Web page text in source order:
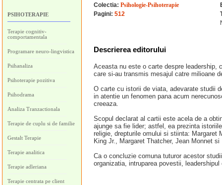
PSIHOTERAPIE
Terapie cognitiv-
comportamentala
Programare neuro-lingvistica
Psihanaliza
Psihoterapie pozitiva
Psihodrama
Analiza Tranzactionala
Terapie de cuplu si de familie
Gestalt Terapie
Terapie analitica
Terapie adleriana
Terapie centrata pe client
Colectia: Psihologie-Psihoterapie
Pagini: 512
Descrierea editorului
Aceasta nu este o carte despre leadership,
care si-au transmis mesajul catre milioane
O carte cu istorii de viata, adevarate studii
in atentie un fenomen pana acum
creeaza.
Scopul declarat al cartii este acela de a
ajunge sa fie lider; astfel, ea prezinta
religie, drepturile omului si stiinta: Margaret
King Jr., Margaret Thatcher, Jean Monnet
Ca o concluzie comuna tuturor acestor
organizatia, intruparea povestii,